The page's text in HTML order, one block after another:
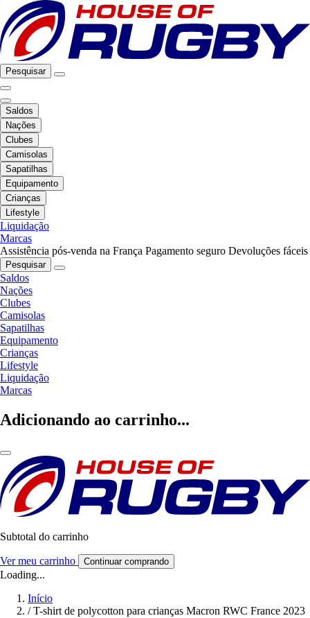
Pesquisar
Saldos
Nações
Clubes
Camisolas
Sapatilhas
Equipamento
Crianças
Lifestyle
Liquidação
Marcas
Assistência pós-venda na França Pagamento seguro Devoluções fáceis
Pesquisar
Saldos
Nações
Clubes
Camisolas
Sapatilhas
Equipamento
Crianças
Lifestyle
Liquidação
Marcas
Adicionando ao carrinho...
Subtotal do carrinho
Ver meu carrinho Continuar comprando
Loading...
Início
/ T-shirt de polycotton para crianças Macron RWC France 2023